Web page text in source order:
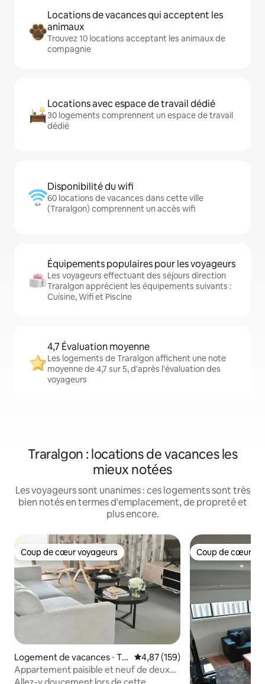
Locations de vacances qui acceptent les
animaux
Trouvez 10 locations acceptant les animaux de
compagnie
Locations avec espace de travail dédié
30 logements comprennent un espace de travail
dédié
Disponibilité du wifi
60 locations de vacances dans cette ville
(Traralgon) comprennent un accès wifi
Équipements populaires pour les voyageurs
Les voyageurs effectuant des séjours direction
Traralgon apprécient les équipements suivants :
Cuisine, Wifi et Piscine
4,7 Évaluation moyenne
Les logements de Traralgon affichent une note
moyenne de 4,7 sur 5, d'après l'évaluation des
voyageurs
Traralgon : locations de vacances les
mieux notées
Les voyageurs sont unanimes : ces logements sont très
bien notés en termes d'emplacement, de propreté et
plus encore.
Coup de cœur voyageurs
Coup de cœur voyageurs
Logement de vacances ⋅ Tra
ralgon
Évaluation moyenne sur la
4,87 (159)
Appartement paisible et neuf de deux
chambres à Traralgon
Coup de cœur
Coup de cœur